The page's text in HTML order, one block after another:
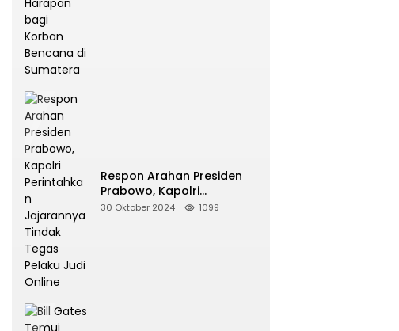
Respon Arahan Presiden
Prabowo, Kapolri
Perintahkan Jajarannya
30 Oktober 2024 1099